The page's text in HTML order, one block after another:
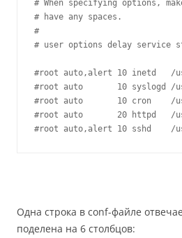
# When specifying options,
# have any spaces.
#
# user options delay service
#root auto,alert 10 inetd   /
#root auto       10 syslogd /
#root auto       10 cron    /
#root auto       20 httpd   /
#root auto,alert 10 sshd    /
Одна строка в conf-файле
поделена на 6 столбцов: